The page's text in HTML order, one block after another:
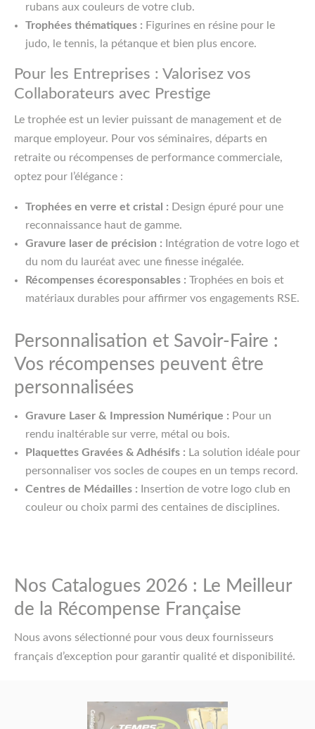
rubans aux couleurs de votre club.
Trophées thématiques : Figurines en résine pour le
judo, le tennis, la pétanque et bien plus encore.
Pour les Entreprises : Valorisez vos
Collaborateurs avec Prestige
Le trophée est un levier puissant de management et de
marque employeur. Pour vos séminaires, départs en
retraite ou récompenses de performance commerciale,
optez pour l’élégance :
Trophées en verre et cristal : Design épuré pour une
reconnaissance haut de gamme.
Gravure laser de précision :
Intégration de votre logo et
du nom du lauréat avec une finesse inégalée.
Récompenses écoresponsables : Trophées en bois et
matériaux durables pour affirmer vos engagements RSE.
Personnalisation et Savoir-Faire :
Vos récompenses peuvent être
personnalisées
Gravure Laser & Impression Numérique : Pour un
rendu inaltérable sur verre, métal ou bois.
Plaquettes Gravées & Adhésifs : La solution idéale pour
personnaliser vos socles de coupes en un temps record.
Centres de Médailles :
Insertion de votre logo club en
couleur ou choix parmi des centaines de disciplines.
Nos Catalogues 2026 : Le Meilleur
de la Récompense Française
Nous avons sélectionné pour vous deux fournisseurs
français d’exception pour garantir qualité et disponibilité.